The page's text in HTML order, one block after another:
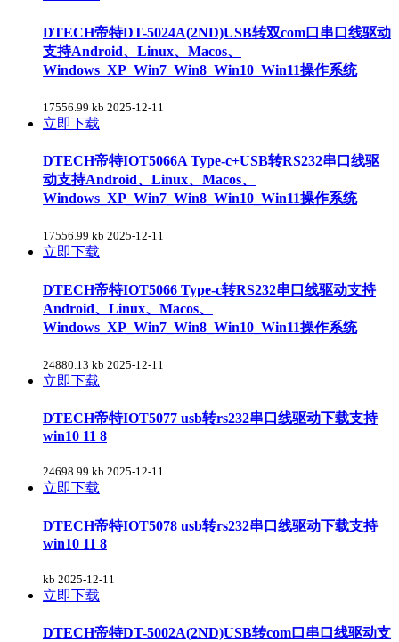
DTECH帝特DT-5024A(2ND)USB转双com口串口线驱动
支持Android、Linux、Macos、
Windows_XP_Win7_Win8_Win10_Win11操作系统
17556.99 kb 2025-12-11
立即下载
DTECH帝特IOT5066A Type-c+USB转RS232串口线驱
动支持Android、Linux、Macos、
Windows_XP_Win7_Win8_Win10_Win11操作系统
17556.99 kb 2025-12-11
立即下载
DTECH帝特IOT5066 Type-c转RS232串口线驱动支持
Android、Linux、Macos、
Windows_XP_Win7_Win8_Win10_Win11操作系统
24880.13 kb 2025-12-11
立即下载
DTECH帝特IOT5077 usb转rs232串口线驱动下载支持
win10 11 8
24698.99 kb 2025-12-11
立即下载
DTECH帝特IOT5078 usb转rs232串口线驱动下载支持
win10 11 8
kb 2025-12-11
立即下载
DTECH帝特DT-5002A(2ND)USB转com口串口线驱动支